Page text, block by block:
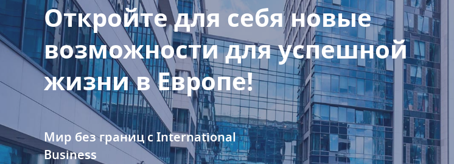
Откройте для себя новые
возможности для успешной
жизни в Европе!
Мир без границ с International
Business